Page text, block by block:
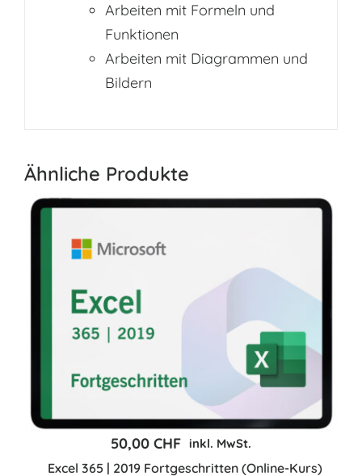
Arbeiten mit Formeln und
Funktionen
Arbeiten mit Diagrammen und
Bildern
Ähnliche Produkte
Excel 365 | 2019 Fortgeschritten (Online-Kurs)
50,00 CHF inkl. MwSt.